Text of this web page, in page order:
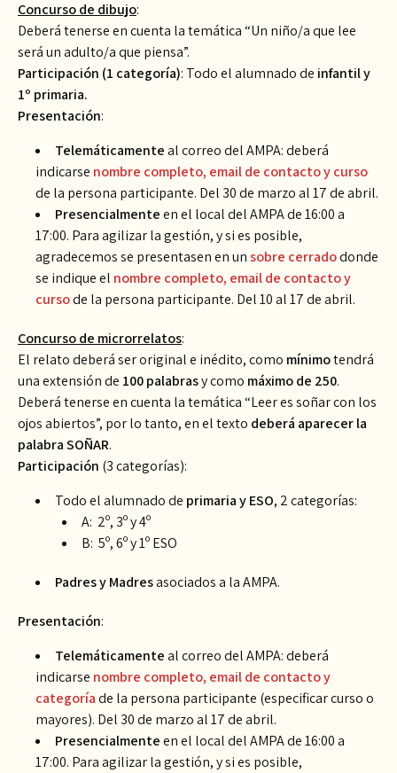
Concurso de dibujo:
Deberá tenerse en cuenta la temática “Un niño/a que lee
será un adulto/a que piensa”.
Participación (1 categoría): Todo el alumnado de infantil y
1º primaria.
Presentación:
Telemáticamenteal correo del AMPA: deberá
indicarse nombre completo, email de contacto y curso
de la persona participante. Del 30 de marzo al 17 de abril.
Presencialmenteen el local del AMPA de 16:00 a
17:00. Para agilizar la gestión, y si es posible,
agradecemos se presentasen en unsobre cerradodonde
se indique el nombre completo, email de contacto y
cursode la persona participante. Del 10 al 17 de abril.
Concurso de microrrelatos:
El relato deberá ser original e inédito, como mínimotendrá
una extensión de 100 palabrasy como máximo de 250.
Deberá tenerse en cuenta la temática “Leer es soñar con los
ojos abiertos”, por lo tanto, en el texto deberá aparecer la
palabra SOÑAR.
Participación (3 categorías):
Todo el alumnado de primaria y ESO, 2 categorías:
A: 2º, 3º y 4º
B: 5º, 6º y 1º ESO
Padres y Madresasociados a la AMPA.
Presentación:
Telemáticamenteal correo del AMPA: deberá
indicarse nombre completo, email de contacto y
categoríade la persona participante (especificar curso o
mayores). Del 30 de marzo al 17 de abril.
Presencialmenteen el local del AMPA de 16:00 a
17:00. Para agilizar la gestión, y si es posible,